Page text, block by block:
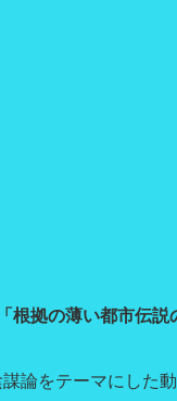
拠の薄い都市伝説
論をテーマにした